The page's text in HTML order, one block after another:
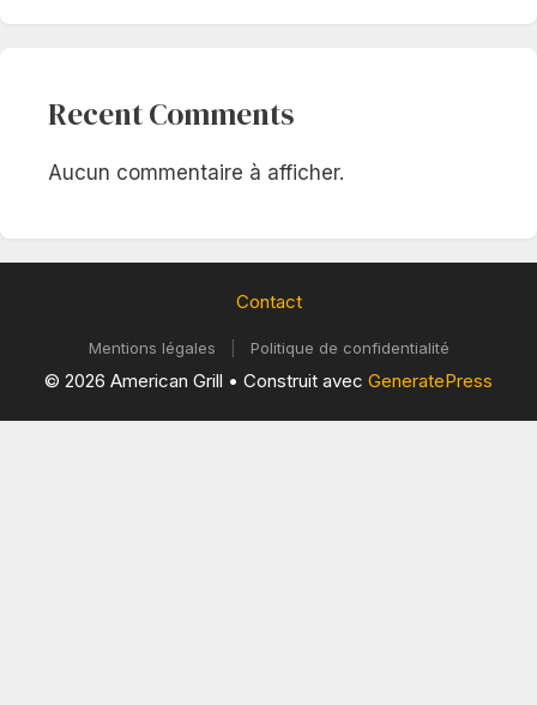
Recent Comments
Aucun commentaire à afficher.
Contact
Mentions légales Politique de confidentialité
© 2026 American Grill • Construit avec GeneratePress